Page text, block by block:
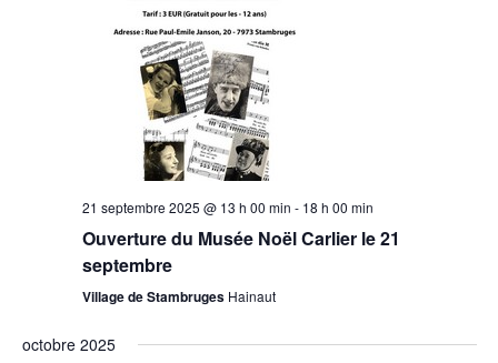
21 septembre 2025 @ 13 h 00 min - 18 h 00 min
Ouverture du Musée Noël Carlier le 21
septembre
Village de Stambruges Hainaut
octobre 2025